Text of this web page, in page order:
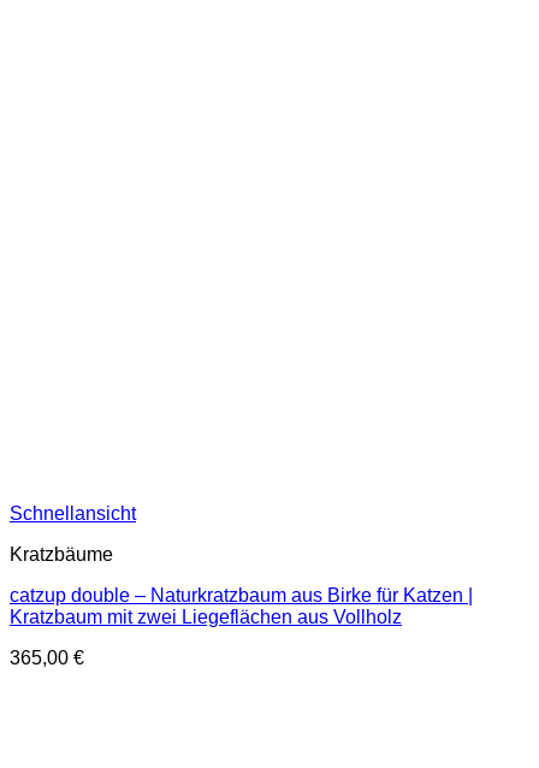
Schnellansicht
Kratzbäume
catzup double – Naturkratzbaum aus Birke für Katzen |
Kratzbaum mit zwei Liegeflächen aus Vollholz
365,00 €